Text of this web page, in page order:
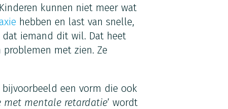
kunnen niet meer wat
hebben en last van snelle,
dat iemand dit wil. Dat heet
problemen met zien. Ze
bijvoorbeeld een vorm die ook
met mentale retardatie’ wordt